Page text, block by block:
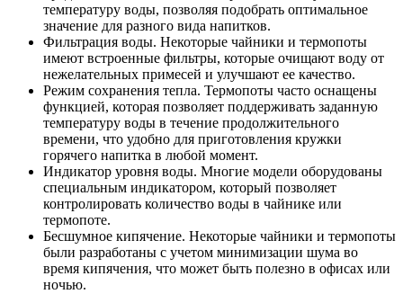
температуру воды, позволяя подобрать оптимальное
значение для разного вида напитков.
Фильтрация воды. Некоторые чайники и термопоты
имеют встроенные фильтры, которые очищают воду от
нежелательных примесей и улучшают ее качество.
Режим сохранения тепла. Термопоты часто оснащены
функцией, которая позволяет поддерживать заданную
температуру воды в течение продолжительного
времени, что удобно для приготовления кружки
горячего напитка в любой момент.
Индикатор уровня воды. Многие модели оборудованы
специальным индикатором, который позволяет
контролировать количество воды в чайнике или
термопоте.
Бесшумное кипячение. Некоторые чайники и термопоты
были разработаны с учетом минимизации шума во
время кипячения, что может быть полезно в офисах или
ночью.